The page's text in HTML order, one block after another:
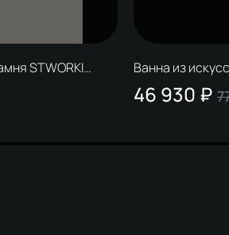
STWORKI
белая,
Ванна из
Ольборг
ножках
46 930 ₽